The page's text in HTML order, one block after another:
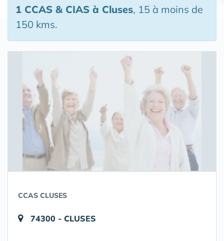
1 CCAS & CIAS à Cluses, 15 à moins de
150 kms.
CCAS CLUSES
74300 - CLUSES